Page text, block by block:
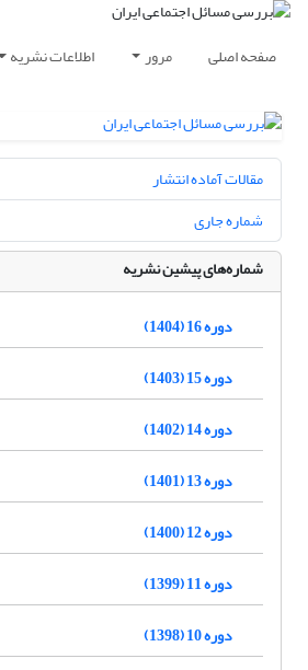
صفحه اصلی مرور اطلاعات نشریه
مقالات آماده انتشار
شماره جاری
شماره‌های پیشین نشریه
دوره 16 (1404)
دوره 15 (1403)
دوره 14 (1402)
دوره 13 (1401)
دوره 12 (1400)
دوره 11 (1399)
دوره 10 (1398)